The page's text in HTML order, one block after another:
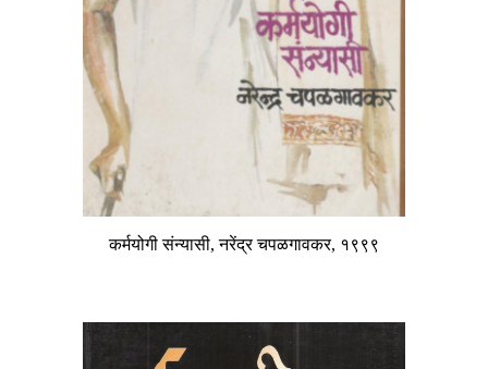
कर्मयोगी संन्यासी, नरेंद्र चपळगावकर, १९९९